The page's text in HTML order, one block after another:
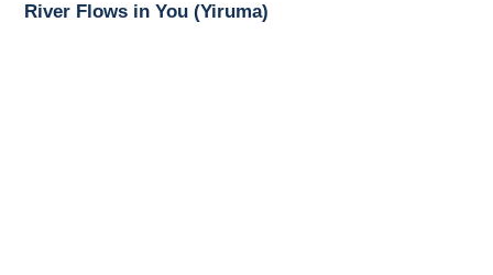
River Flows in You (Yiruma)